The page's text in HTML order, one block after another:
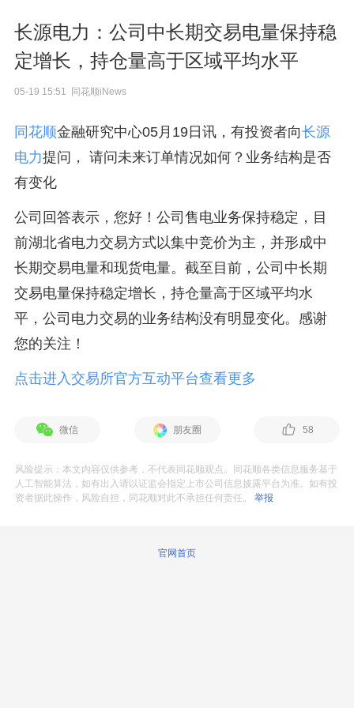
长源电力：公司中长期交易电量保持稳
定增长，持仓量高于区域平均水平
05-19 15:51 同花顺iNews
同花顺金融研究中心05月19日讯，有投资者向长源
电力提问， 请问未来订单情况如何？业务结构是否
有变化
公司回答表示，您好！公司售电业务保持稳定，目
前湖北省电力交易方式以集中竞价为主，并形成中
长期交易电量和现货电量。截至目前，公司中长期
交易电量保持稳定增长，持仓量高于区域平均水
平，公司电力交易的业务结构没有明显变化。感谢
您的关注！
点击进入交易所官方互动平台查看更多
微信 朋友圈 58
风险提示：本文内容仅供参考，不代表同花顺观点。同花顺各类信息服务基于
人工智能算法，如有出入请以证监会指定上市公司信息披露平台为准。如有投
资者据此操作，风险自担，同花顺对此不承担任何责任。举报
官网首页